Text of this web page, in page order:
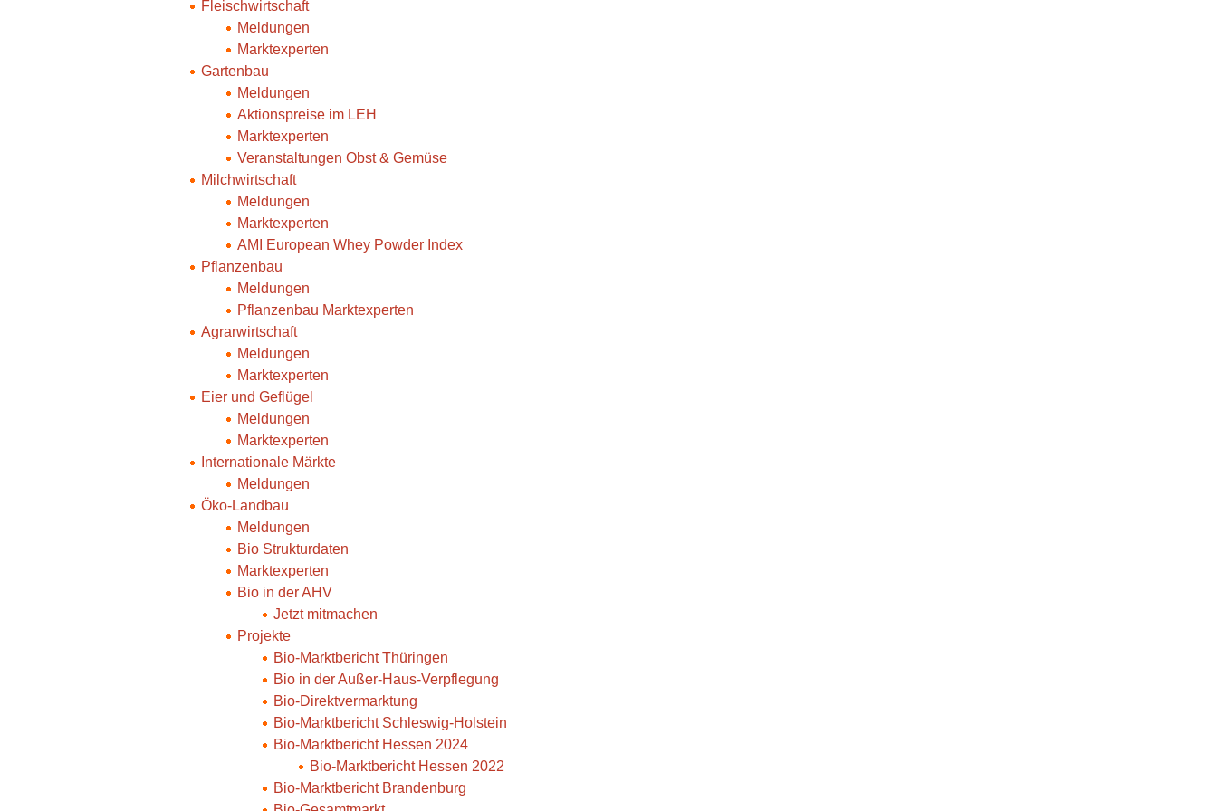
Fleischwirtschaft
Meldungen
Marktexperten
Gartenbau
Meldungen
Aktionspreise im LEH
Marktexperten
Veranstaltungen Obst & Gemüse
Milchwirtschaft
Meldungen
Marktexperten
AMI European Whey Powder Index
Pflanzenbau
Meldungen
Pflanzenbau Marktexperten
Agrarwirtschaft
Meldungen
Marktexperten
Eier und Geflügel
Meldungen
Marktexperten
Internationale Märkte
Meldungen
Öko-Landbau
Meldungen
Bio Strukturdaten
Marktexperten
Bio in der AHV
Jetzt mitmachen
Projekte
Bio-Marktbericht Thüringen
Bio in der Außer-Haus-Verpflegung
Bio-Direktvermarktung
Bio-Marktbericht Schleswig-Holstein
Bio-Marktbericht Hessen 2024
Bio-Marktbericht Hessen 2022
Bio-Marktbericht Brandenburg